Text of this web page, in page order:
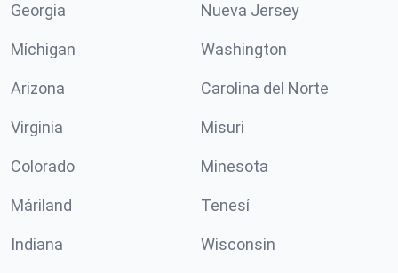
Georgia Nueva Jersey
Míchigan Washington
Arizona Carolina del Norte
Virginia Misuri
Colorado Minesota
Máriland Tenesí
Indiana Wisconsin